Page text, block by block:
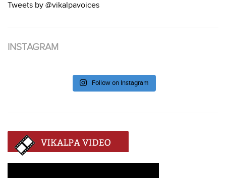
Tweets by @vikalpavoices
INSTAGRAM
Follow on Instagram